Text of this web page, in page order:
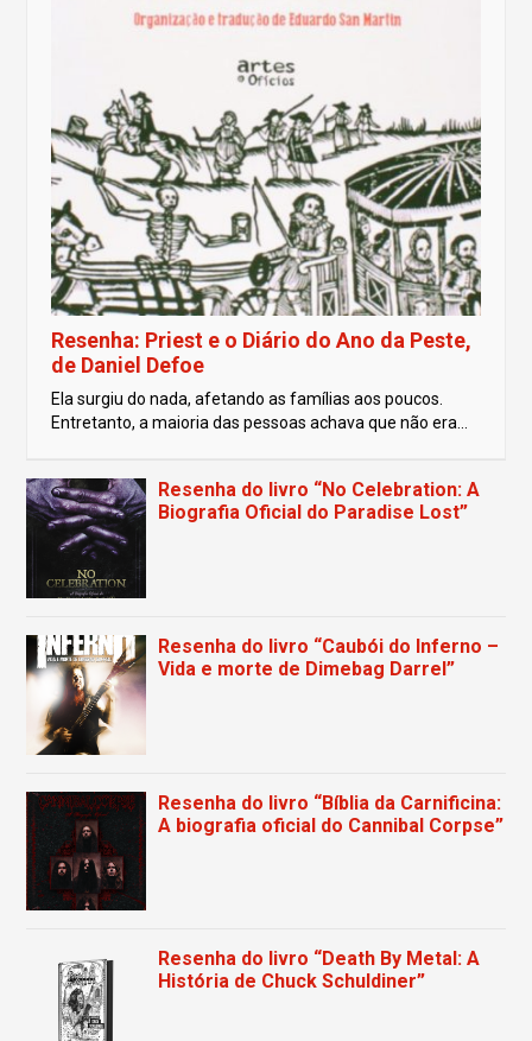
Resenha: Priest e o Diário do Ano da Peste,
de Daniel Defoe
Ela surgiu do nada, afetando as famílias aos poucos.
Entretanto, a maioria das pessoas achava que não era...
Resenha do livro “No Celebration: A
Biografia Oficial do Paradise Lost”
Resenha do livro “Caubói do Inferno –
Vida e morte de Dimebag Darrel”
Resenha do livro “Bíblia da Carnificina:
A biografia oficial do Cannibal Corpse”
Resenha do livro “Death By Metal: A
História de Chuck Schuldiner”